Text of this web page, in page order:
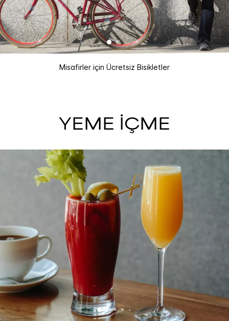
Misafirler için Ücretsiz Bisikletler
YEME İÇME